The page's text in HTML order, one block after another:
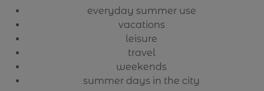
everyday summer use
vacations
leisure
travel
weekends
summer days in the city